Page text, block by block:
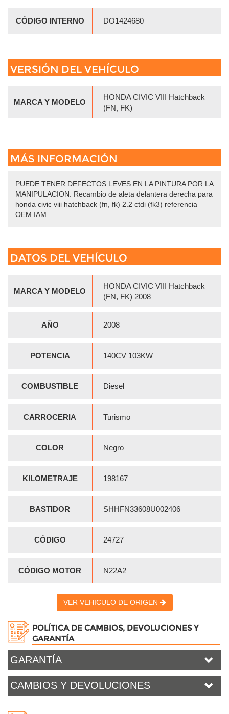
CÓDIGO INTERNO DO1424680
VERSIÓN DEL VEHÍCULO
MARCA Y MODELO
HONDA CIVIC VIII Hatchback
(FN, FK)
MÁS INFORMACIÓN
PUEDE TENER DEFECTOS LEVES EN LA PINTURA POR LA
MANIPULACION. Recambio de aleta delantera derecha para
honda civic viii hatchback (fn, fk) 2.2 ctdi (fk3) referencia
OEM IAM
DATOS DEL VEHÍCULO
MARCA Y MODELO
HONDA CIVIC VIII Hatchback
(FN, FK) 2008
AÑO 2008
POTENCIA 140CV 103KW
COMBUSTIBLE Diesel
CARROCERIA Turismo
COLOR Negro
KILOMETRAJE 198167
BASTIDOR SHHFN33608U002406
CÓDIGO 24727
CÓDIGO MOTOR N22A2
VER VEHICULO DE ORIGEN
POLÍTICA DE CAMBIOS, DEVOLUCIONES Y
GARANTÍA
GARANTÍA
CAMBIOS Y DEVOLUCIONES